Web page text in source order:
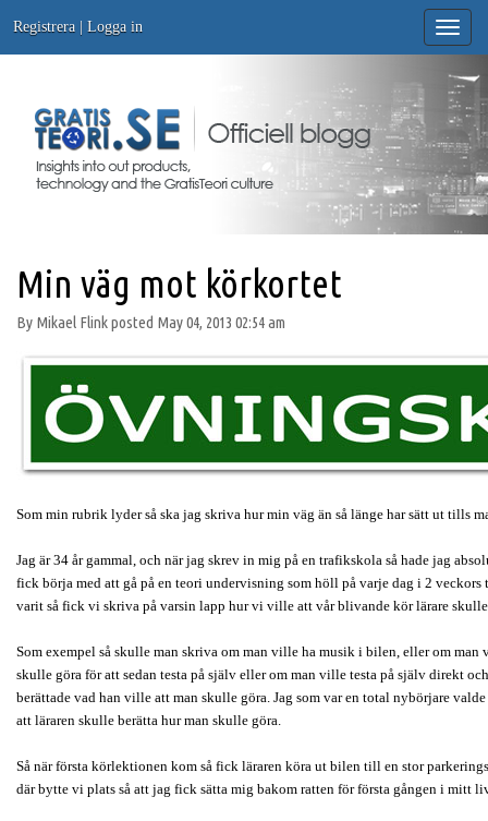
Toggle
Registrera | Logga in
Min väg mot körkortet
By Mikael Flink posted May 04, 2013 02:54 am
Som min rubrik lyder så ska jag skriva hur min väg än så länge har sätt ut tills
Jag är 34 år gammal, och när jag skrev in mig på en trafikskola så hade jag
fick börja med att gå på en teori undervisning som höll på varje dag i 2 veckors
varit så fick vi skriva på varsin lapp hur vi ville att vår blivande kör lärare
Som exempel så skulle man skriva om man ville ha musik i bilen, eller om
skulle göra för att sedan testa på själv eller om man ville testa på själv direkt
berättade vad han ville att man skulle göra. Jag som var en total nybörjare
att läraren skulle berätta hur man skulle göra.
Så när första körlektionen kom så fick läraren köra ut bilen till en stor
där bytte vi plats så att jag fick sätta mig bakom ratten för första gången i mitt